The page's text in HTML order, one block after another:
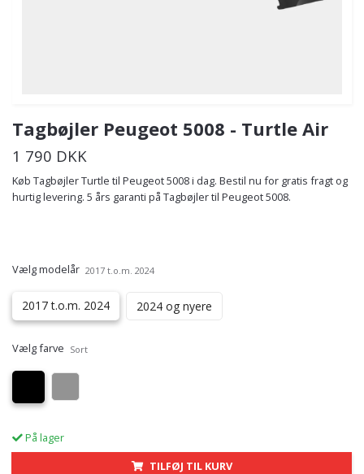
Tagbøjler Peugeot 5008 - Turtle Air
1 790 DKK
Køb Tagbøjler Turtle til Peugeot 5008 i dag. Bestil nu for gratis fragt og
hurtig levering. 5 års garanti på Tagbøjler til Peugeot 5008.
Vælg modelår 2017 t.o.m. 2024
2017 t.o.m. 2024 2024 og nyere
Vælg farve Sort
På lager
TILFØJ TIL KURV